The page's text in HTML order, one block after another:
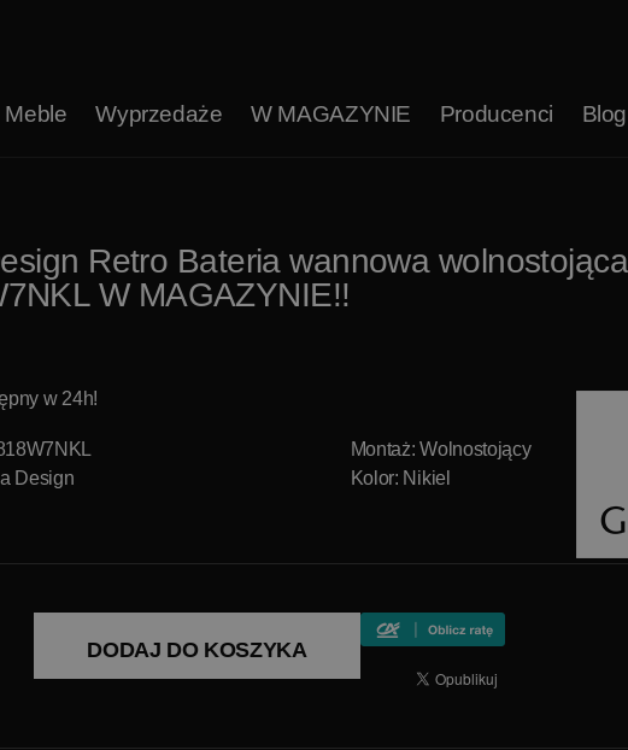
Meble Wyprzedaże W MAGAZYNIE Producenci Blog
Retro Bateria wannowa
W MAGAZYNIE!!
w 24h!
Design
Montaż: Wolnostojący
Kolor: Nikiel
DODAJ DO KOSZYKA